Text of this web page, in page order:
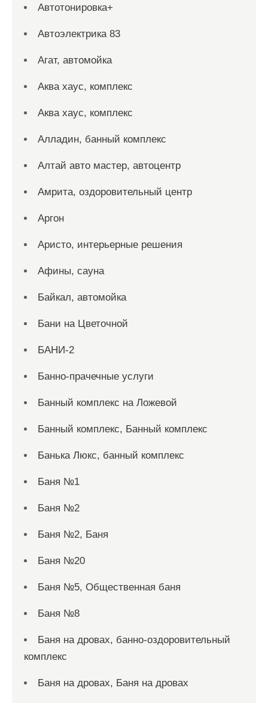
Автотонировка+
Автоэлектрика 83
Агат, автомойка
Аква хаус, комплекс
Аква хаус, комплекс
Алладин, банный комплекс
Алтай авто мастер, автоцентр
Амрита, оздоровительный центр
Аргон
Аристо, интерьерные решения
Афины, сауна
Байкал, автомойка
Бани на Цветочной
БАНИ-2
Банно-прачечные услуги
Банный комплекс на Ложевой
Банный комплекс, Банный комплекс
Банька Люкс, банный комплекс
Баня №1
Баня №2
Баня №2, Баня
Баня №20
Баня №5, Общественная баня
Баня №8
Баня на дровах, банно-оздоровительный
комплекс
Баня на дровах, Баня на дровах